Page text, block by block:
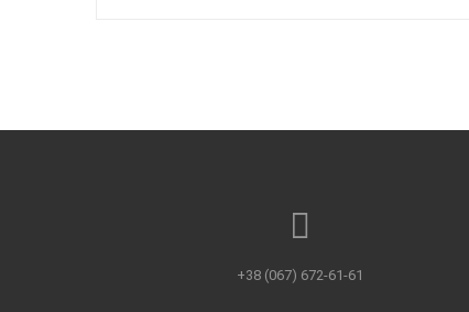
+38 (067) 672-61-61